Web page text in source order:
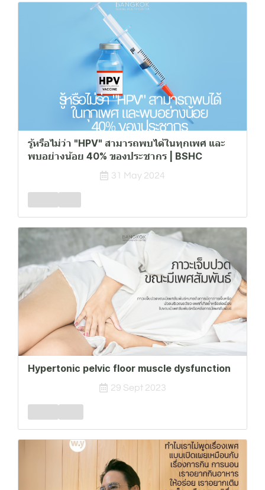
รู้หรือไม่ว่า "HPV" สามารถพบได้ในทุกเพศ และ
พบอย่างน้อย 40% ของประชากร | BSHC
31 May 2024
Hypertonic pelvic floor muscle dysfunction
29 Sept 2023